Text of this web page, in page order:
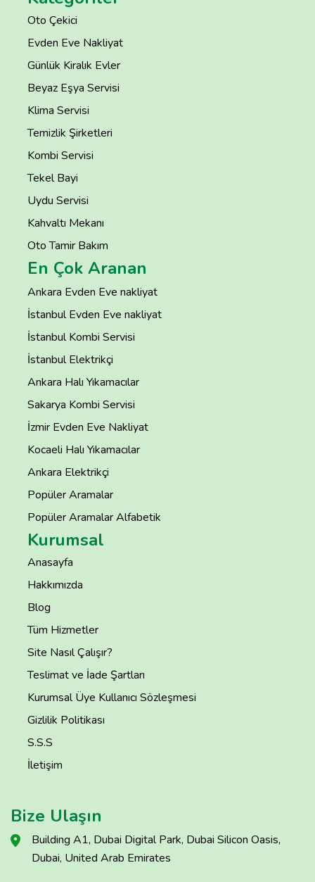
Oto Çekici
Evden Eve Nakliyat
Günlük Kiralık Evler
Beyaz Eşya Servisi
Klima Servisi
Temizlik Şirketleri
Kombi Servisi
Tekel Bayi
Uydu Servisi
Kahvaltı Mekanı
Oto Tamir Bakım
En Çok Aranan
Ankara Evden Eve nakliyat
İstanbul Evden Eve nakliyat
İstanbul Kombi Servisi
İstanbul Elektrikçi
Ankara Halı Yıkamacılar
Sakarya Kombi Servisi
İzmir Evden Eve Nakliyat
Kocaeli Halı Yıkamacılar
Ankara Elektrikçi
Popüler Aramalar
Popüler Aramalar Alfabetik
Kurumsal
Anasayfa
Hakkımızda
Blog
Tüm Hizmetler
Site Nasıl Çalışır?
Teslimat ve İade Şartları
Kurumsal Üye Kullanıcı Sözleşmesi
Gizlilik Politikası
S.S.S
İletişim
Bize Ulaşın
Building A1, Dubai Digital Park, Dubai Silicon Oasis,
Dubai, United Arab Emirates